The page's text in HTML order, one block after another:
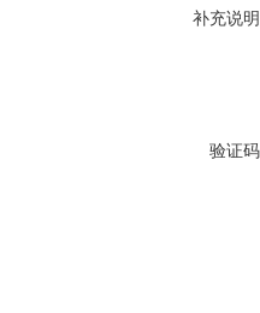
补充说
验证